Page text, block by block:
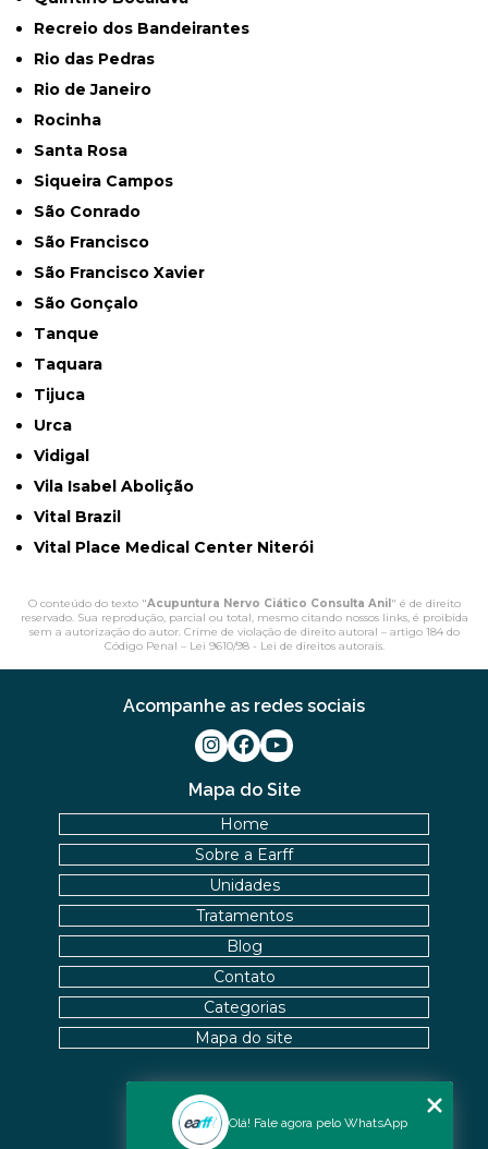
Recreio dos Bandeirantes
Rio das Pedras
Rio de Janeiro
Rocinha
Santa Rosa
Siqueira Campos
São Conrado
São Francisco
São Francisco Xavier
São Gonçalo
Tanque
Taquara
Tijuca
Urca
Vidigal
Vila Isabel Abolição
Vital Brazil
Vital Place Medical Center Niterói
O conteúdo do texto "Acupuntura Nervo Ciático Consulta Anil " é de direito
reservado. Sua reprodução, parcial ou total, mesmo citando nossos links, é proibida
sem a autorização do autor. Crime de violação de direito autoral – artigo 184 do
Código Penal – Lei 9610/98 - Lei de direitos autorais.
Nossas Unidades
Mapa do Site
Home
Sobre a Earff
Unidades
Tratamentos
Blog
Contato
Categorias
Mapa do site
Acompanhe as redes sociais
Olá! Fale agora pelo WhatsApp